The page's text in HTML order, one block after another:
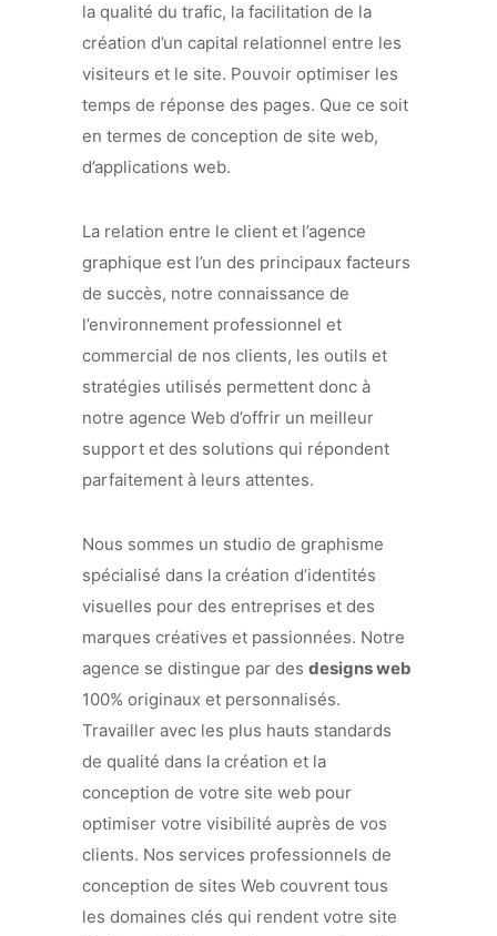
la qualité du trafic, la facilitation de la
création d’un capital relationnel entre les
visiteurs et le site. Pouvoir optimiser les
temps de réponse des pages. Que ce soit
en termes de conception de site web,
d’applications web.
La relation entre le client et l’agence
graphique est l’un des principaux facteurs
de succès, notre connaissance de
l’environnement professionnel et
commercial de nos clients, les outils et
stratégies utilisés permettent donc à
notre agence Web d’offrir un meilleur
support et des solutions qui répondent
parfaitement à leurs attentes.
Nous sommes un studio de graphisme
spécialisé dans la création d’identités
visuelles pour des entreprises et des
marques créatives et passionnées. Notre
agence se distingue par des designs web
100% originaux et personnalisés.
Travailler avec les plus hauts standards
de qualité dans la création et la
conception de votre site web pour
optimiser votre visibilité auprès de vos
clients. Nos services professionnels de
conception de sites Web couvrent tous
les domaines clés qui rendent votre site